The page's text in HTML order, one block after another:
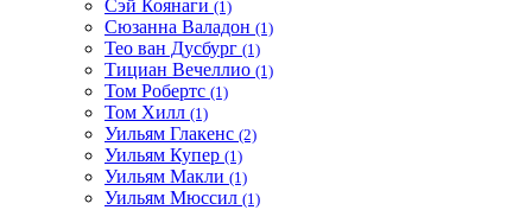
Сэй Коянаги (1)
Сюзанна Валадон (1)
Тео ван Дусбург (1)
Тициан Вечеллио (1)
Том Робертс (1)
Том Хилл (1)
Уильям Глакенс (2)
Уильям Купер (1)
Уильям Макли (1)
Уильям Мюссил (1)